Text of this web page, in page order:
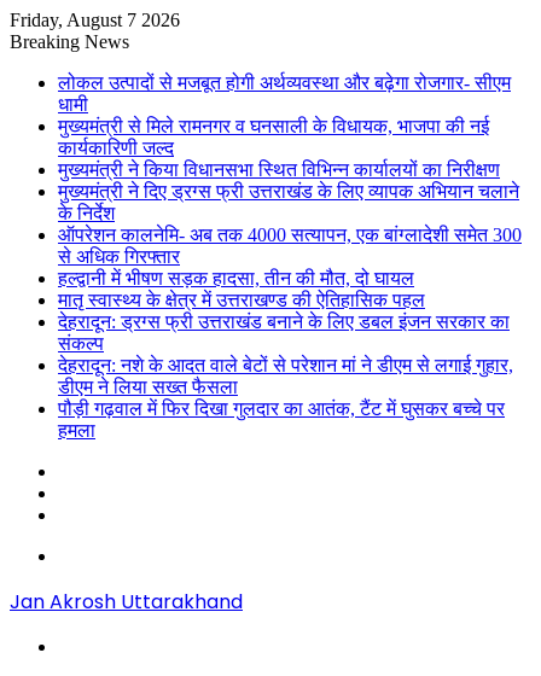
Friday, August 7 2026
Breaking News
लोकल उत्पादों से मजबूत होगी अर्थव्यवस्था और बढ़ेगा रोजगार- सीएम
धामी
मुख्यमंत्री से मिले रामनगर व घनसाली के विधायक, भाजपा की नई
कार्यकारिणी जल्द
मुख्यमंत्री ने किया विधानसभा स्थित विभिन्न कार्यालयों का निरीक्षण
मुख्यमंत्री ने दिए ड्रग्स फ्री उत्तराखंड के लिए व्यापक अभियान चलाने
के निर्देश
ऑपरेशन कालनेमि- अब तक 4000 सत्यापन, एक बांग्लादेशी समेत 300
से अधिक गिरफ्तार
हल्द्वानी में भीषण सड़क हादसा, तीन की मौत, दो घायल
मातृ स्वास्थ्य के क्षेत्र में उत्तराखण्ड की ऐतिहासिक पहल
देहरादून: ड्रग्स फ्री उत्तराखंड बनाने के लिए डबल इंजन सरकार का
संकल्प
देहरादून: नशे के आदत वाले बेटों से परेशान मां ने डीएम से लगाई गुहार,
डीएम ने लिया सख्त फैसला
पौड़ी गढ़वाल में फिर दिखा गुलदार का आतंक, टैंट में घुसकर बच्चे पर
हमला
Jan Akrosh Uttarakhand